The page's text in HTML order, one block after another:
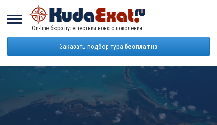
On-line бюро путешествий нового поколения
Заказать подбор тура бесплатно